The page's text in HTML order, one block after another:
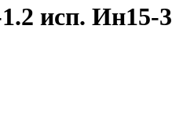
исп. Ин15-3